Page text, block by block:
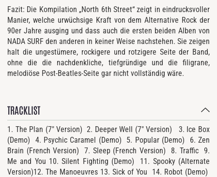
Fazit: Die Kompilation „North 6th Street“ zeigt in eindrucksvoller
Manier, welche urwüchsige Kraft von dem Alternative Rock der
90er Jahre ausging und dass auch die ersten beiden Alben von
NADA SURF den anderen in keiner Weise nachstehen. Sie zeigen
halt die ungestümere, rockigere und rotzigere Seite der Band,
ohne die die nachdenkliche, tiefgründige und die filigrane,
melodiöse Post-Beatles-Seite gar nicht vollständig wäre.
TRACKLIST
1. The Plan (7″ Version) 2. Deeper Well (7″ Version) 3. Ice Box
(Demo) 4. Psychic Caramel (Demo) 5. Popular (Demo) 6. Zen
Brain (French Version) 7. Sleep (French Version) 8. Traffic 9.
Me and You 10. Silent Fighting (Demo) 11. Spooky (Alternate
Version)12. The Manoeuvres 13. Sick of You 14. Robot (Demo)